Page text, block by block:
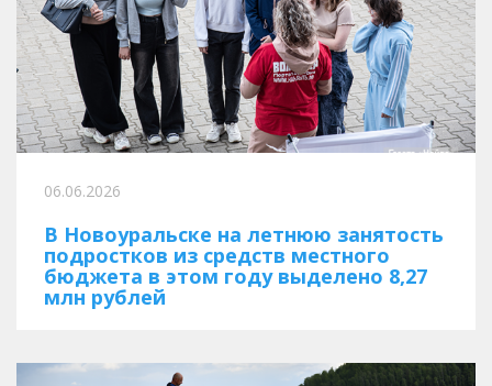
06.06.2026
В Новоуральске на летнюю занятость
подростков из средств местного
бюджета в этом году выделено 8,27
млн рублей